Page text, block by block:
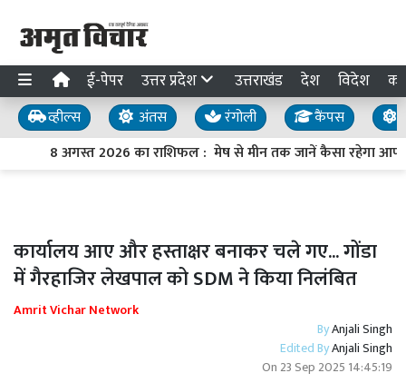
ई-पेपर उत्तर प्रदेश उत्तराखंड देश विदेश
व्हील्स अंतस रंगोली कैंपस
8 अगस्त 2026 का राशिफल : मेष से मीन तक जानें कैसा रहेगा
कार्यालय आए और हस्ताक्षर बनाकर चले गए... गोंडा
में गैरहाजिर लेखपाल को SDM ने किया निलंबित
Amrit Vichar Network
ByAnjali Singh
Edited ByAnjali Singh
On 23 Sep 2025 14:45:19